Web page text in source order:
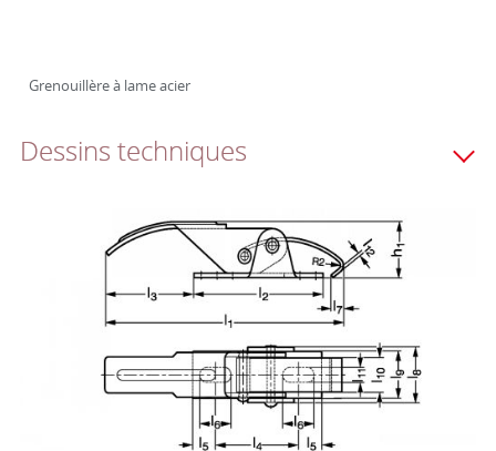
Grenouillère à lame acier
Dessins techniques